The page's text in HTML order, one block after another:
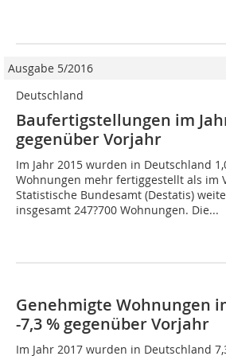
Ausgabe 5/2016
Deutschland
Baufertigstellungen im
gegenüber Vorjahr
Im Jahr 2015 wurden in Deutschland
Wohnungen mehr fertiggestellt als im
Statistische Bundesamt (Destatis)
insgesamt 247?700 Wohnungen. Die...
Genehmigte Wohnungen
-7,3 % gegenüber Vorjahr
Im Jahr 2017 wurden in Deutschland